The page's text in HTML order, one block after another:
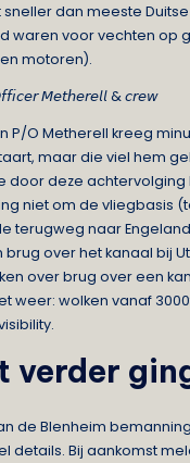
sneller dan meeste
waren voor vechten op
motoren).
𝘔𝘦𝘵𝘩𝘦𝘳𝘦𝘭𝘭 & 𝘤𝘳𝘦𝘸
P/O Metherell kreeg
maar die viel hem
door deze achtervolging
niet om de vliegbasis
terugweg naar
over het kanaal bij
over brug over een
weer: wolken vanaf
verder
de Blenheim
details. Bij aankomst